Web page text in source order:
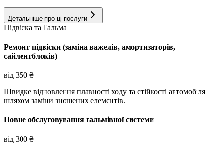
Детальніше про ці послуги
Підвіска та Гальма
Ремонт підвіски (заміна важелів, амортизаторів,
сайлентблоків)
від 350 ₴
Швидке відновлення плавності ходу та стійкості автомобіля
шляхом заміни зношених елементів.
Повне обслуговування гальмівної системи
від 300 ₴